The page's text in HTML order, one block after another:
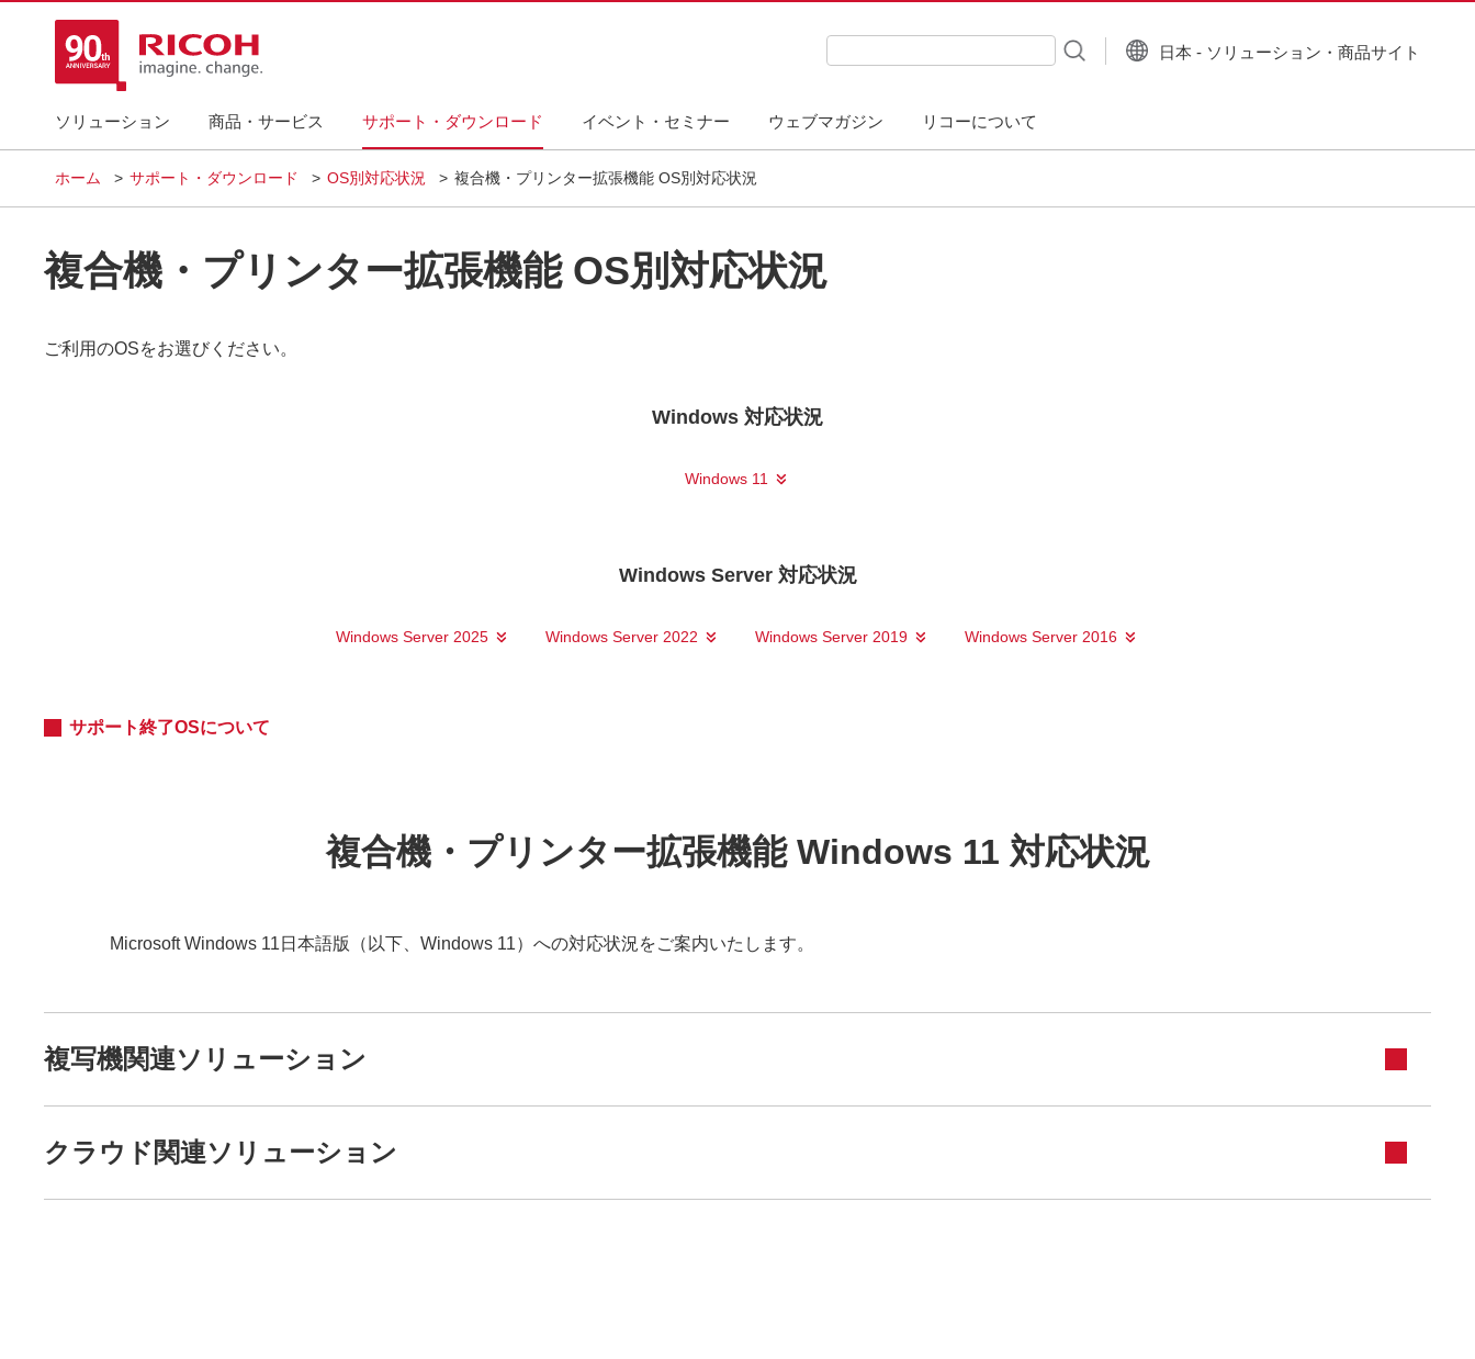
ソリューション 商品・サービス サポート・ダウンロード イベント・セミナー ウェブマガジン リコーについて
検索キーワード入力
日本 - ソリューション・商品サイト
ホーム サポート・ダウンロード OS別対応状況 複合機・プリンター拡張機能 OS別対応状況
複合機・プリンター拡張機能 OS別対応状況
ご利用のOSをお選びください。
Windows 対応状況
Windows 11
Windows Server 対応状況
Windows Server 2025 Windows Server 2022 Windows Server 2019 Windows Server 2016
サポート終了OSについて
複合機・プリンター拡張機能 Windows 11 対応状況
Microsoft Windows 11日本語版（以下、Windows 11）への対応状況をご案内いたします。
複写機関連ソリューション
クラウド関連ソリューション